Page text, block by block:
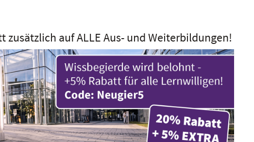
zusätzlich auf ALLE Aus- und Weiterbildungen!